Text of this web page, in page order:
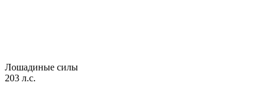
Лошадиные силы
203 л.с.